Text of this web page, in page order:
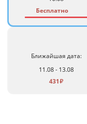
Бесплатно
Ближайшая дата:
11.08 - 13.08
431 ₽